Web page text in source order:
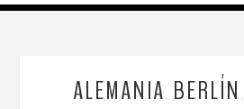
ALEMANIA BERLÍN